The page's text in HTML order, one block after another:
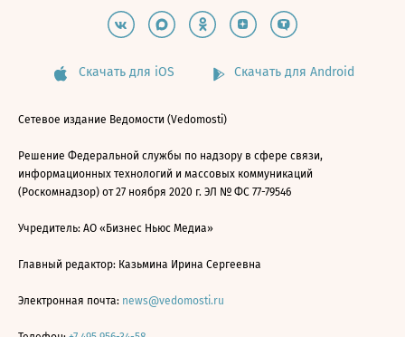
Скачать для iOS Скачать для Android
Сетевое издание Ведомости (Vedomosti)
Решение Федеральной службы по надзору в сфере связи,
информационных технологий и массовых коммуникаций
(Роскомнадзор) от 27 ноября 2020 г. ЭЛ № ФС 77-79546
Учредитель: АО «Бизнес Ньюс Медиа»
Главный редактор: Казьмина Ирина Сергеевна
Электронная почта: news@vedomosti.ru